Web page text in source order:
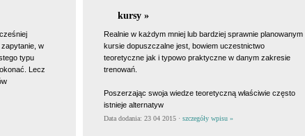
w
typu
Lecz
kursy »
Realnie w każdym mniej lub bardziej sprawnie planowanym
kursie dopuszczalne jest, bowiem uczestnictwo
teoretyczne jak i typowo praktyczne w danym zakresie
trenowań.
Poszerzając swoja wiedze teoretyczną właściwie często
istnieje alternatyw
Data dodania: 23 04 2015 · szczegóły wpisu »